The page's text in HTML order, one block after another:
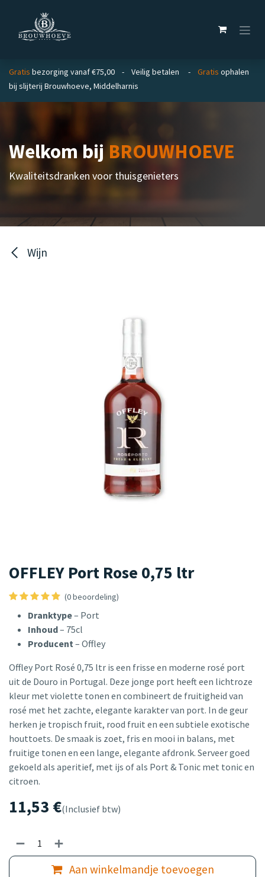
Gratis bezorging vanaf €75,00 - Veilig betalen - Gratis ophalen
bij slijterij Brouwhoeve, Middelharnis
Welkom bijBROUWHOEVE
Kwaliteitsdranken voor thuisgenieters
Wijn
OFFLEY Port Rose 0,75 ltr
(0 beoordeling)
Dranktype– Port
Inhoud– 75cl
Producent– Offley
Offley Port Rosé 0,75 ltr is een frisse en moderne rosé port
uit de Douro in Portugal. Deze jonge port heeft een lichtroze
kleur met violette tonen en combineert de fruitigheid van
rosé met het zachte, elegante karakter van port. In de geur
herken je tropisch fruit, rood fruit en een subtiele exotische
houttoets. De smaak is zoet, fris en mooi in balans, met
fruitige tonen en een lange, elegante afdronk. Serveer goed
gekoeld als aperitief, met ijs of als Port & Tonic met tonic en
citroen.
11,53 €(Inclusief btw)
Aan winkelmandje toevoegen